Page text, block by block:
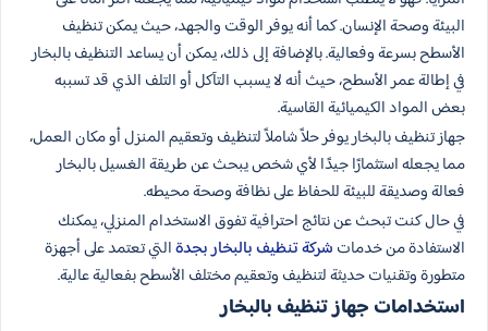
البيئة وصحة الإنسان. كما أنه يوفر الوقت والجهد، حيث يمكن تنظيف
الأسطح بسرعة وفعالية. بالإضافة إلى ذلك، يمكن أن يساعد التنظيف بالبخار
في إطالة عمر الأسطح، حيث أنه لا يسبب التآكل أو التلف الذي قد تسببه
بعض المواد الكيميائية القاسية.
جهاز تنظيف بالبخار يوفر حلاً شاملاً لتنظيف وتعقيم المنزل أو مكان العمل،
مما يجعله استثمارًا جيدًا لأي شخص يبحث عن طريقة الغسيل بالبخار
فعالة وصديقة للبيئة للحفاظ على نظافة وصحة محيطه.
في حال كنت تبحث عن نتائج احترافية تفوق الاستخدام المنزلي، يمكنك
الاستفادة من خدمات شركة تنظيف بالبخار بجدةالتي تعتمد على أجهزة
متطورة وتقنيات حديثة لتنظيف وتعقيم مختلف الأسطح بفعالية عالية.
استخدامات جهاز تنظيف بالبخار